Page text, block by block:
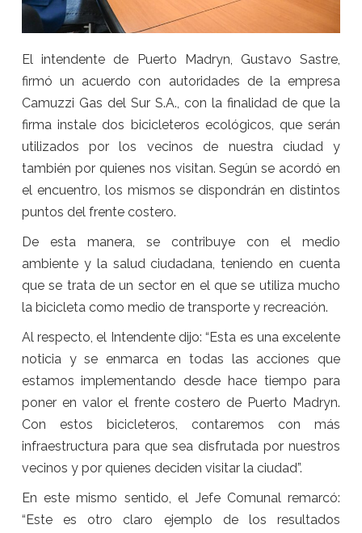
El intendente de Puerto Madryn, Gustavo Sastre,
firmó un acuerdo con autoridades de la empresa
Camuzzi Gas del Sur S.A., con la finalidad de que la
firma instale dos bicicleteros ecológicos, que serán
utilizados por los vecinos de nuestra ciudad y
también por quienes nos visitan. Según se acordó en
el encuentro, los mismos se dispondrán en distintos
puntos del frente costero.
De esta manera, se contribuye con el medio
ambiente y la salud ciudadana, teniendo en cuenta
que se trata de un sector en el que se utiliza mucho
la bicicleta como medio de transporte y recreación.
Al respecto, el Intendente dijo: “Esta es una excelente
noticia y se enmarca en todas las acciones que
estamos implementando desde hace tiempo para
poner en valor el frente costero de Puerto Madryn.
Con estos bicicleteros, contaremos con más
infraestructura para que sea disfrutada por nuestros
vecinos y por quienes deciden visitar la ciudad”.
En este mismo sentido, el Jefe Comunal remarcó:
“Este es otro claro ejemplo de los resultados